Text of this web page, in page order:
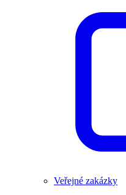
Veřejné zakázky